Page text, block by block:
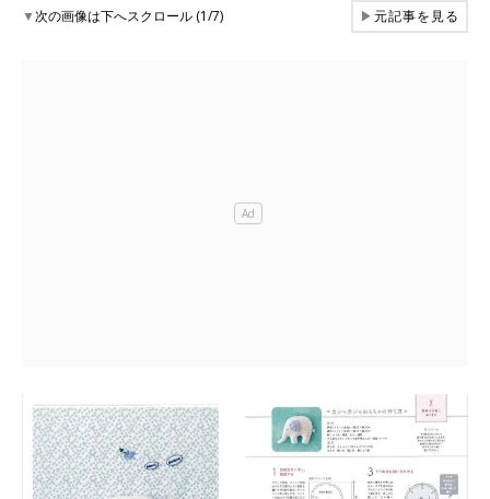
▼次の画像は下へスクロール (1/7) ▶元記事を見る